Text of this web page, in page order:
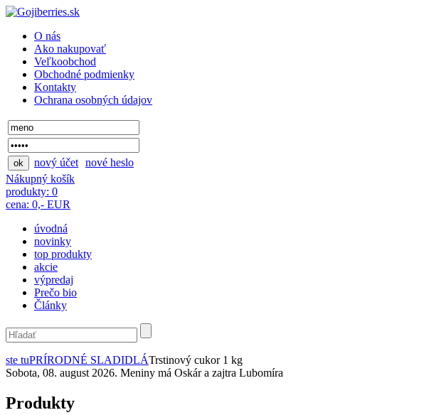
O nás
Ako nakupovať
Veľkoobchod
Obchodné podmienky
Kontakty
Ochrana osobných údajov
nový účet nové heslo
Nákupný košík
produkty: 0
cena: 0,- EUR
úvodná
novinky
top produkty
akcie
výpredaj
Prečo bio
Články
ste tuPRÍRODNÉ SLADIDLÁTrstinový cukor 1 kg
Sobota, 08. august 2026. Meniny má Oskár a zajtra Lubomíra
Produkty